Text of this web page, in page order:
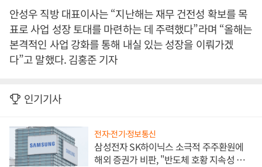
안성우 직방 대표이사는 “지난해는 재무 건전성 확보를 목
표로 사업 성장 토대를 마련하는 데 주력했다”라며 “올해는
본격적인 사업 강화를 통해 내실 있는 성장을 이뤄가겠
다”고 말했다. 김홍준 기자
인기기사
전자·전기·정보통신
삼성전자 SK하이닉스 소극적 주주환원에
해외 증권가 비판, "반도체 호황 지속성 의